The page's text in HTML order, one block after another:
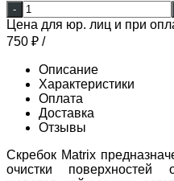
-
Цена для юр. лиц и при
750 ₽ /
Описание
Характеристики
Оплата
Доставка
Отзывы
Скребок Matrix
очистки